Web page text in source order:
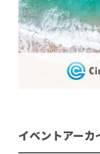
イベントアーカ